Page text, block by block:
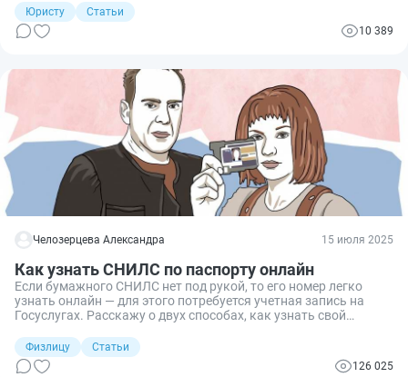
привлечения к ответственности важно знать, с чего начать
оформление паспорта безопасности объекта и кто его должен
делать.
Юристу
Статьи
10 389
Челозерцева Александра 15 июля 2025
Как узнать СНИЛС по паспорту онлайн
Если бумажного СНИЛС нет под рукой, то его номер легко
узнать онлайн — для этого потребуется учетная запись на
Госуслугах. Расскажу о двух способах, как узнать свой
(СФР).
Физлицу
Статьи
126 025